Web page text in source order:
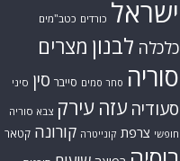
ישראל כורדים כטב"מים
כלכלה לבנון מצרים
סוריה סחר סמים סייבר סין סיני
סעודיה עזה עירק צבא סוריה
חופשי צרפת קונייטרה קורונה קטאר